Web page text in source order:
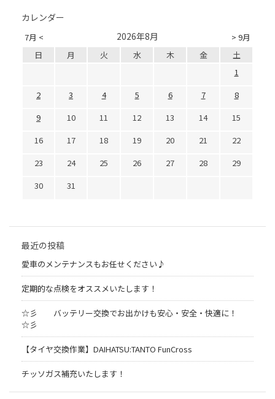
カレンダー
7月 < > 9月
2026年8月
日 月 火 水 木 金
土
1
2
3 4 5 6 7
8
9
10 11 12 13 14
15
16
17 18 19 20 21
22
23
24 25 26 27 28
29
30
31
最近の投稿
愛車のメンテナンスもお任せください♪
定期的な点検をオススメいたします！
☆彡 バッテリー交換でお出かけも安心・安全・快適に！
☆彡
【タイヤ交換作業】DAIHATSU:TANTO FunCross
チッソガス補充いたします！